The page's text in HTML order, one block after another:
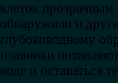
клеток
обнаружили и
глубоководному
плавники
воде и оставаться